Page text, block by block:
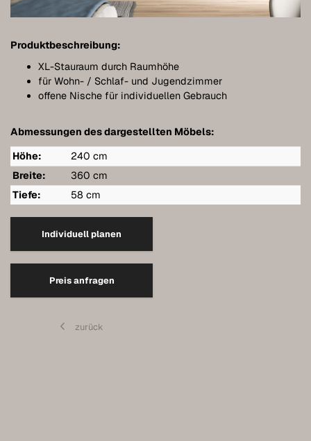
Produktbeschreibung:
XL-Stauraum durch Raumhöhe
für Wohn- / Schlaf- und Jugendzimmer
offene Nische für individuellen Gebrauch
Abmessungen des dargestellten Möbels:
Höhe:
240 cm
Breite:
360 cm
Tiefe:
58 cm
Individuell planen
Preis anfragen
zurück
Möbel individuell planen
Möbel unter Dachschrägen
Hängeboards
Kommoden
Regale
Sideboards
Wandschränke
Referenzen